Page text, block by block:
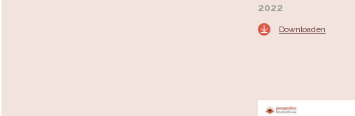
2022
Downloaden